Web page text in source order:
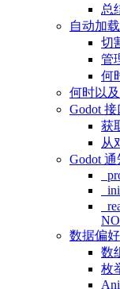
总
自动加
切
管
何
何时以
Godot 接
获
从
Godot 通
数据偏好
数
枚